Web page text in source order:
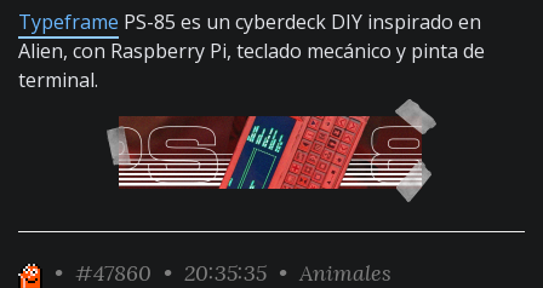
Typeframe PS-85 es un cyberdeck DIY inspirado en
Alien, con Raspberry Pi, teclado mecánico y pinta de
terminal.
• #47860 • 20:35:35 • Animales